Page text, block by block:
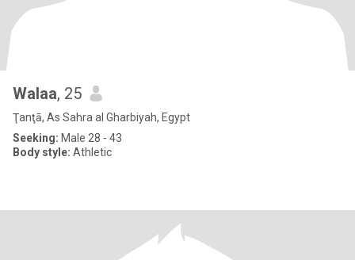
Walaa, 25
Ţanţā, As Sahra al Gharbiyah, Egypt
Seeking: Male 28 - 43
Body style: Athletic